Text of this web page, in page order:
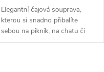
Elegantní čajová souprava,
kterou si snadno přibalíte
sebou na piknik, na chatu či
využijete pří setkání s přáteli a